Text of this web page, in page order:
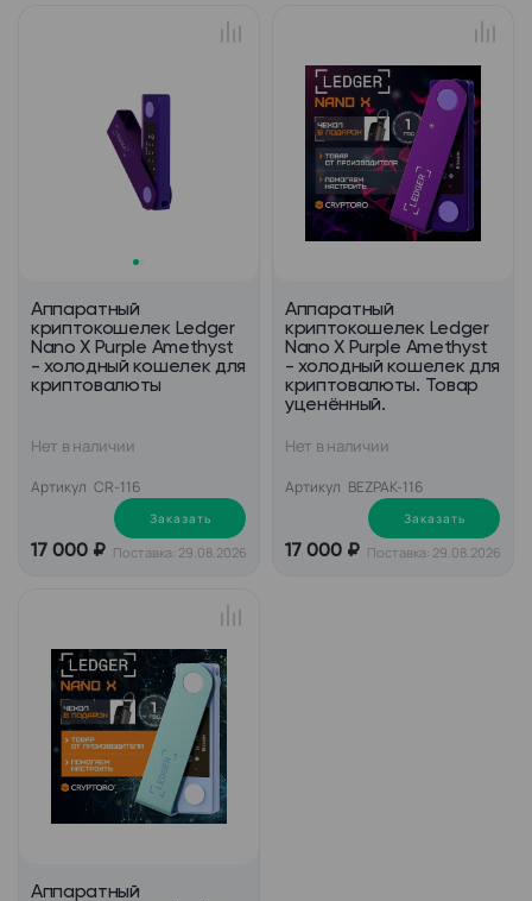
Аппаратный
криптокошелек Ledger
Nano X Purple Amethyst
- холодный кошелек для
криптовалюты
Нет в наличии
Артикул CR-116
17 000 ₽
Заказать
Поставка: 29.08.2026
Аппаратный
криптокошелек Ledger
Nano X Purple Amethyst
- холодный кошелек для
криптовалюты. Товар
уценённый.
Нет в наличии
Артикул BEZPAK-116
17 000 ₽
Заказать
Поставка: 29.08.2026
Аппаратный